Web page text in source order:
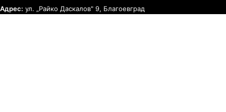
Адрес: ул. „Райко Даскалов" 9, Благоевград